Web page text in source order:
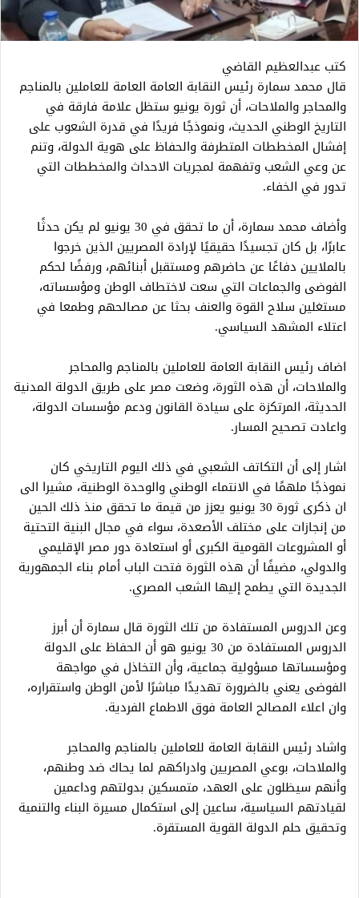
كتب عبدالعظيم القاضي
قال محمد سمارة رئيس النقابة العامة العامة للعاملين بالمناجم
والمحاجر والملاحات، أن ثورة يونيو ستظل علامة فارقة في
التاريخ الوطني الحديث، ونموذجًا فريدًا في قدرة الشعوب على
إفشال المخططات المتطرفة والحفاظ على هوية الدولة، وتنم
عن وعي الشعب وتفهمة لمجريات الاحداث والمخططات التي
تدور في الخفاء.
وأضاف محمد سمارة، أن ما تحقق في 30 يونيو لم يكن حدثًا
عابرًا، بل كان تجسيدًا حقيقيًا لإرادة المصريين الذين خرجوا
بالملايين دفاعًا عن حاضرهم ومستقبل أبنائهم، ورفضًا لحكم
الفوضى والجماعات التي سعت لاختطاف الوطن ومؤسساته،
مستغلين سلاح القوة والعنف بحثا عن مصالحهم وطمعا في
اعتلاء المشهد السياسي.
اضاف رئيس النقابة العامة للعاملين بالمناجم والمحاجر
والملاحات، أن هذه الثورة، وضعت مصر على طريق الدولة المدنية
الحديثة، المرتكزة على سيادة القانون ودعم مؤسسات الدولة،
واعادت تصحيح المسار.
اشار إلى أن التكاتف الشعبي في ذلك اليوم التاريخي كان
نموذجًا ملهمًا في الانتماء الوطني والوحدة الوطنية، مشيرا الى
ان ذكرى ثورة 30 يونيو يعزز من قيمة ما تحقق منذ ذلك الحين
من إنجازات على مختلف الأصعدة، سواء في مجال البنية التحتية
أو المشروعات القومية الكبرى أو استعادة دور مصر الإقليمي
والدولي، مضيفًا أن هذه الثورة فتحت الباب أمام بناء الجمهورية
الجديدة التي يطمح إليها الشعب المصري.
وعن الدروس المستفادة من تلك الثورة قال سمارة أن أبرز
الدروس المستفادة من 30 يونيو هو أن الحفاظ على الدولة
ومؤسساتها مسؤولية جماعية، وأن التخاذل في مواجهة
الفوضى يعني بالضرورة تهديدًا مباشرًا لأمن الوطن واستقراره،
وان اعلاء المصالح العامة فوق الاطماع الفردية.
واشاد رئيس النقابة العامة للعاملين بالمناجم والمحاجر
والملاحات، بوعي المصريين وادراكهم لما يحاك ضد وطنهم،
وأنهم سيظلون على العهد، متمسكين بدولتهم وداعمين
لقيادتهم السياسية، ساعين إلى استكمال مسيرة البناء والتنمية
وتحقيق حلم الدولة القوية المستقرة.